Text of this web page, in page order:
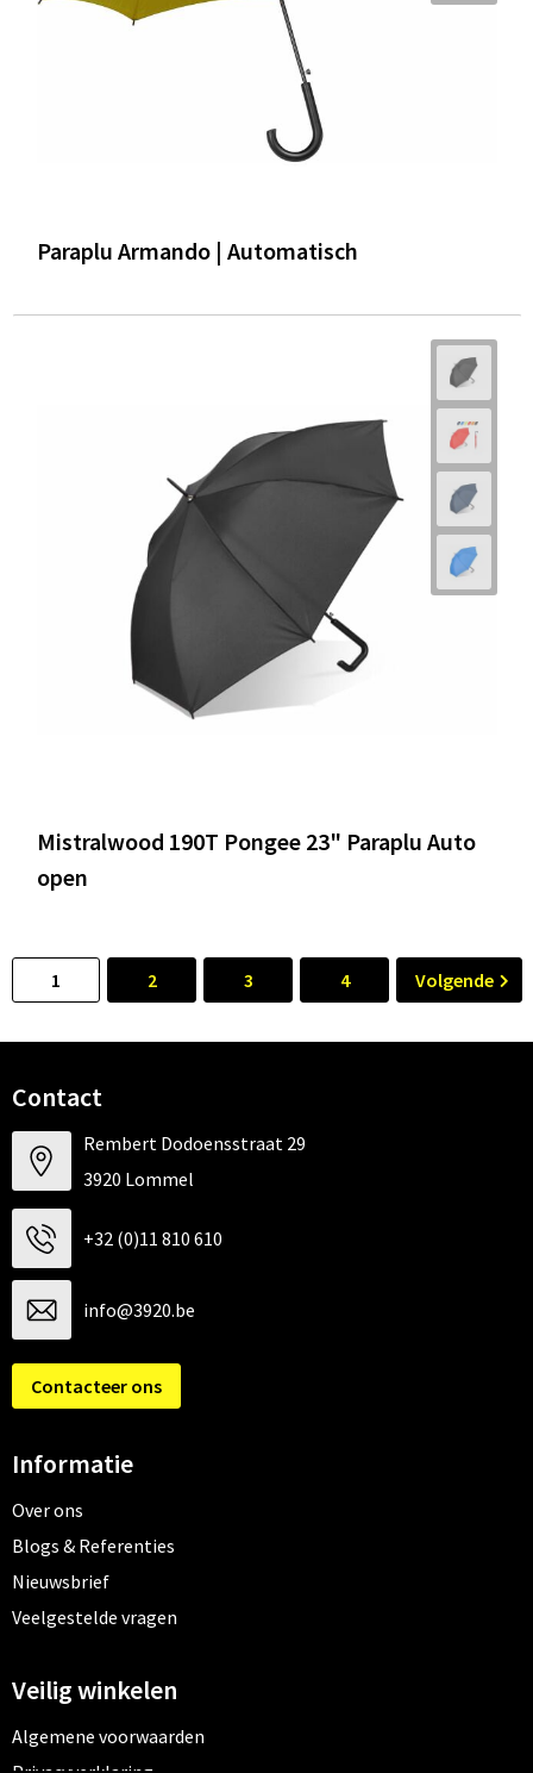
Paraplu Armando | Automatisch
Mistralwood 190T Pongee 23" Paraplu Auto
open
1 2 3 4 Volgende
Contact
Rembert Dodoensstraat 29
3920 Lommel
+32 (0)11 810 610
info@3920.be
Contacteer ons
Informatie
Over ons
Blogs & Referenties
Nieuwsbrief
Veelgestelde vragen
Veilig winkelen
Algemene voorwaarden